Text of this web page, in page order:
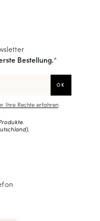
Bestellung.*
Ihre Rechte erfahren
).